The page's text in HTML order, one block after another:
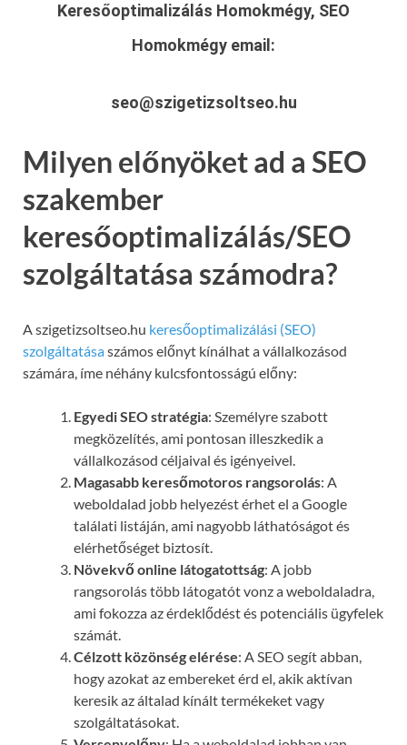
Keresőoptimalizálás Homokmégy, SEO
Homokmégy email:
seo@szigetizsoltseo.hu
Milyen előnyöket ad a SEO
szakember
keresőoptimalizálás/SEO
szolgáltatása számodra?
A szigetizsoltseo.hu keresőoptimalizálási (SEO)
szolgáltatásaszámos előnyt kínálhat a vállalkozásod
számára, íme néhány kulcsfontosságú előny:
Egyedi SEO stratégia: Személyre szabott
megközelítés, ami pontosan illeszkedik a
vállalkozásod céljaival és igényeivel.
Magasabb keresőmotoros rangsorolás: A
weboldalad jobb helyezést érhet el a Google
találati listáján, ami nagyobb láthatóságot és
elérhetőséget biztosít.
Növekvő online látogatottság: A jobb
rangsorolás több látogatót vonz a weboldaladra,
ami fokozza az érdeklődést és potenciális ügyfelek
számát.
Célzott közönség elérése: A SEO segít abban,
hogy azokat az embereket érd el, akik aktívan
keresik az általad kínált termékeket vagy
szolgáltatásokat.